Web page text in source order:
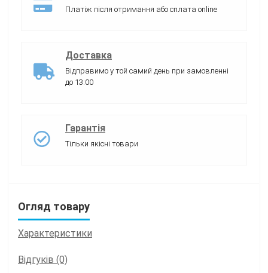
Платіж після отримання або сплата online
Доставка
Відправимо у той самий день при замовленні
до 13:00
Гарантія
Тільки якісні товари
Огляд товару
Характеристики
Відгуків (0)